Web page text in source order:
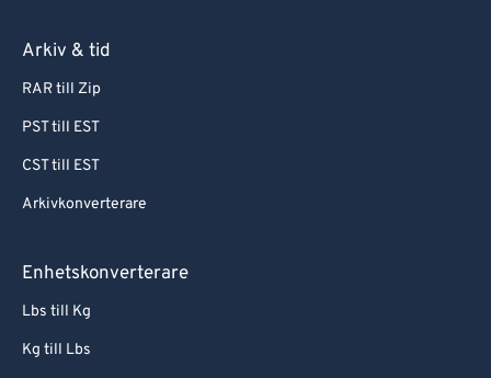
Arkiv & tid
RAR till Zip
PST till EST
CST till EST
Arkivkonverterare
Enhetskonverterare
Lbs till Kg
Kg till Lbs